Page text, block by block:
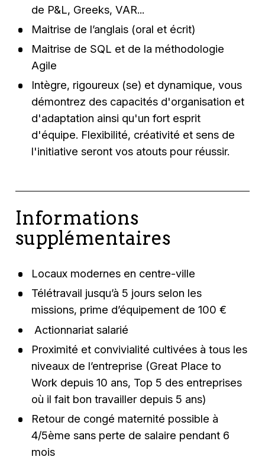
de P&L, Greeks, VAR...
Maitrise de l’anglais (oral et écrit)
Maitrise de SQL et de la méthodologie
Agile
Intègre, rigoureux (se) et dynamique, vous
démontrez des capacités d'organisation et
d'adaptation ainsi qu'un fort esprit
d'équipe. Flexibilité, créativité et sens de
l'initiative seront vos atouts pour réussir.
Informations
supplémentaires
Locaux modernes en centre-ville
Télétravail jusqu’à 5 jours selon les
missions, prime d’équipement de 100 €
Actionnariat salarié
Proximité et convivialité cultivées à tous les
niveaux de l’entreprise (Great Place to
Work depuis 10 ans, Top 5 des entreprises
où il fait bon travailler depuis 5 ans)
Retour de congé maternité possible à
4/5ème sans perte de salaire pendant 6
mois